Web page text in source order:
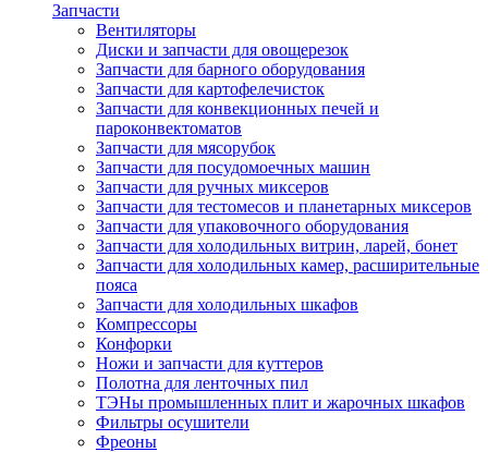
Запчасти
Вентиляторы
Диски и запчасти для овощерезок
Запчасти для барного оборудования
Запчасти для картофелечисток
Запчасти для конвекционных печей и
пароконвектоматов
Запчасти для мясорубок
Запчасти для посудомоечных машин
Запчасти для ручных миксеров
Запчасти для тестомесов и планетарных миксеров
Запчасти для упаковочного оборудования
Запчасти для холодильных витрин, ларей, бонет
Запчасти для холодильных камер, расширительные
пояса
Запчасти для холодильных шкафов
Компрессоры
Конфорки
Ножи и запчасти для куттеров
Полотна для ленточных пил
ТЭНы промышленных плит и жарочных шкафов
Фильтры осушители
Фреоны